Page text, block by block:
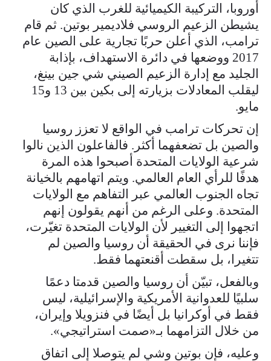
أوروبا، التركيبة الكيميائية للغرب الذي كان
يشيطن الزعيم الروسي فلاديمير بوتين. ثم قام
ترامب، الذي أعلن حربًا تجارية على الصين عام
2017 ووضعها في دائرة الاستهداف، بإذابة
الجليد مع إدارة الزعيم الصيني شي جين بينغ،
ليقلب المعادلات بزيارته إلى بكين بين 13 و15
مايو.
إن تحركات ترامب في الواقع لا تعزز روسيا
والصين بل تضعفهما أكثر. فالفاعلون الذين نالوا
شرعية الولايات المتحدة أصبحوا هذه المرة
هدفًا للرأي العام العالمي. ويتم اتهامهم بالخيانة
تجاه الجنوب العالمي عبر التفاهم مع الولايات
المتحدة. وعلى الرغم من أنهم يقولون إنهم
اتجهوا إلى التغيير لأن الولايات المتحدة تغيّرت،
فإننا نرى في الحقيقة أن روسيا والصين لم
تتغيرا، بل سقطت أقنعتهما فقط.
وبالفعل، تبيّن أن روسيا والصين قدمتا دعمًا
سلبيًا للعدوانية الأمريكية والإسرائيلية، ليس
فقط في أوكرانيا بل أيضًا في فنزويلا وإيران،
من خلال التزامهما بـ«صمت استراتيجي».
وعليه، فإن بوتين وشي لم يتوصلا إلى اتفاق